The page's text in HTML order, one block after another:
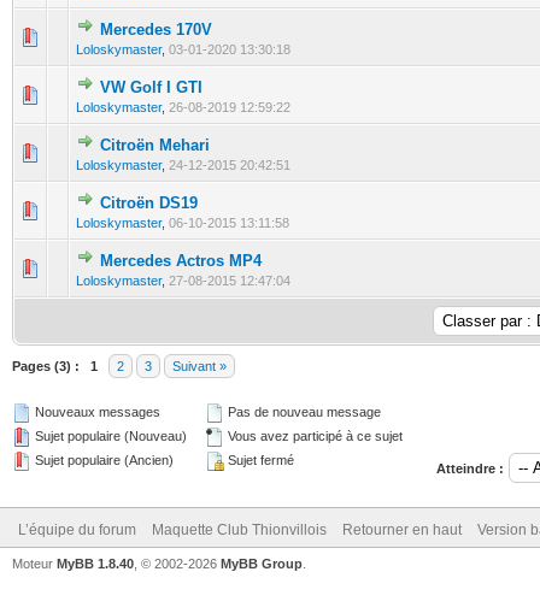
Mercedes 170V
Loloskymaster, 03-01-2020 13:30:18
0 Votes - 0 sur 5 en moyenne
VW Golf I GTI
Loloskymaster, 26-08-2019 12:59:22
0 Votes - 0 sur 5 en moyenne
Citroën Mehari
Loloskymaster, 24-12-2015 20:42:51
0 Votes - 0 sur 5 en moyenne
Citroën DS19
Loloskymaster, 06-10-2015 13:11:58
0 Votes - 0 sur 5 en moyenne
Mercedes Actros MP4
Loloskymaster, 27-08-2015 12:47:04
0 Votes - 0 sur 5 en moyenne
12
Pages (3) : 1 2 3 Suivant »
Nouveaux messages
Sujet populaire (Nouveau)
Sujet populaire (Ancien)
Pas de nouveau message
Vous avez participé à ce sujet
Sujet fermé
Atteindre :
L’équipe du forum Maquette Club Thionvillois Retourner en haut Version
Moteur MyBB 1.8.40 , © 2002-2026 MyBB Group